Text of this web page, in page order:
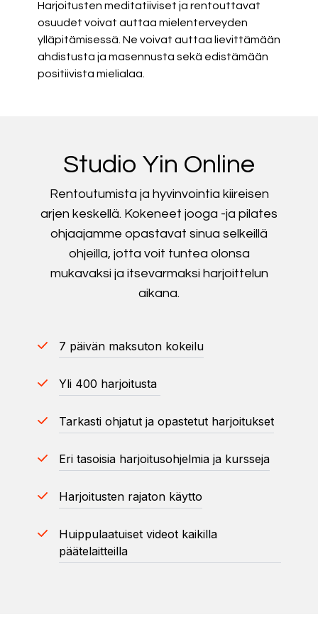
Harjoitusten meditatiiviset ja rentouttavat
osuudet voivat auttaa mielenterveyden
ylläpitämisessä. Ne voivat auttaa lievittämään
ahdistusta ja masennusta sekä edistämään
positiivista mielialaa.
Studio Yin Online
Rentoutumista ja hyvinvointia kiireisen
arjen keskellä. Kokeneet jooga -ja pilates
ohjaajamme opastavat sinua selkeillä
ohjeilla, jotta voit tuntea olonsa
mukavaksi ja itsevarmaksi harjoittelun
aikana.
7 päivän maksuton kokeilu
Yli 400 harjoitusta
Tarkasti ohjatut ja opastetut harjoitukset
Eri tasoisia harjoitusohjelmia ja kursseja
Harjoitusten rajaton käytto
Huippulaatuiset videot kaikilla
päätelaitteilla